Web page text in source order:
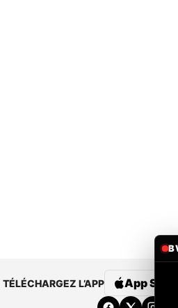
TÉLÉCHARGEZ L’APP App Store